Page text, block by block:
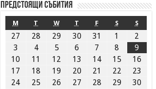
Предстоящи събития
M T W T F S S
27 28 29 30 31 1
2
3
4 5 6 7 8
9
10
11 12 13 14 15
16
17
18 19 20 21 22
23
24
25 26 27 28 29
30